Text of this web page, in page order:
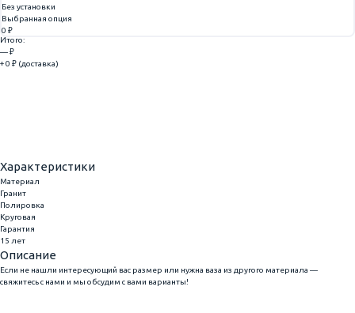
Без установки
Выбранная опция
0 ₽
Артикул: 2411005
Итого:
— ₽
+ 0 ₽ (доставка)
Характеристики
Материал
Гранит
Полировка
Круговая
Гарантия
15 лет
Описание
Если не нашли интересующий вас размер или нужна ваза из другого материала —
свяжитесь с нами и мы обсудим с вами варианты!